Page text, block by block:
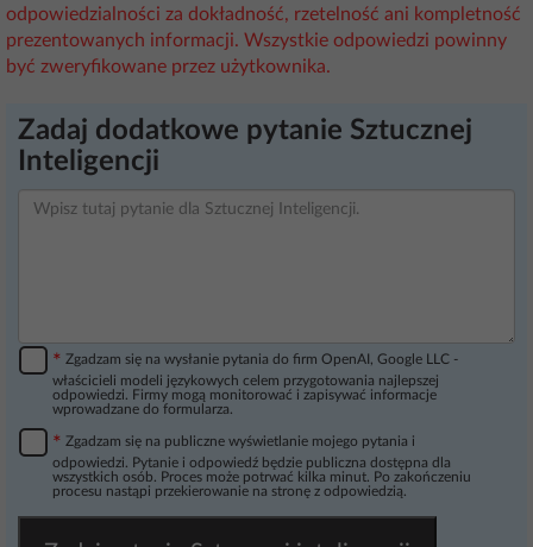
odpowiedzialności za dokładność, rzetelność ani kompletność
prezentowanych informacji. Wszystkie odpowiedzi powinny
być zweryfikowane przez użytkownika.
Zadaj dodatkowe pytanie Sztucznej
Inteligencji
* Zgadzam się na wysłanie pytania do firm OpenAI, Google LLC -
właścicieli modeli językowych celem przygotowania najlepszej
odpowiedzi. Firmy mogą monitorować i zapisywać informacje
wprowadzane do formularza.
* Zgadzam się na publiczne wyświetlanie mojego pytania i
odpowiedzi. Pytanie i odpowiedź będzie publiczna dostępna dla
wszystkich osób. Proces może potrwać kilka minut. Po zakończeniu
procesu nastąpi przekierowanie na stronę z odpowiedzią.